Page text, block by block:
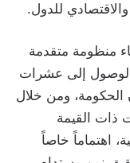
للدول.
منظومة متقدمة
الوصول إلى عشرات
الحكومة، ومن خلال
ذات القيمة
اهتماماً خاصاً